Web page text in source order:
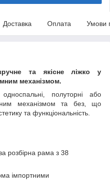
Доставка Оплата Умови
та якiсне ліжко у
механізмом.
полуторні або
механізмом та без, що
та функціональність.
розбірна рама з 38
імпортними